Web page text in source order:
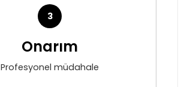
3
Onarım
Profesyonel müdahale